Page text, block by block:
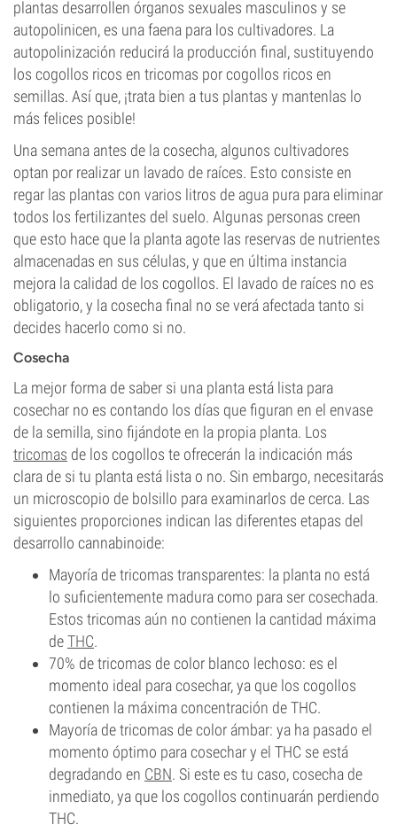
plantas desarrollen órganos sexuales masculinos y se
autopolinicen, es una faena para los cultivadores. La
autopolinización reducirá la producción final, sustituyendo
los cogollos ricos en tricomas por cogollos ricos en
semillas. Así que, ¡trata bien a tus plantas y mantenlas lo
más felices posible!
Una semana antes de la cosecha, algunos cultivadores
optan por realizar un lavado de raíces. Esto consiste en
regar las plantas con varios litros de agua pura para eliminar
todos los fertilizantes del suelo. Algunas personas creen
que esto hace que la planta agote las reservas de nutrientes
almacenadas en sus células, y que en última instancia
mejora la calidad de los cogollos. El lavado de raíces no es
obligatorio, y la cosecha final no se verá afectada tanto si
decides hacerlo como si no.
Cosecha
La mejor forma de saber si una planta está lista para
cosechar no es contando los días que figuran en el envase
de la semilla, sino fijándote en la propia planta. Los
tricomas de los cogollos te ofrecerán la indicación más
clara de si tu planta está lista o no. Sin embargo, necesitarás
un microscopio de bolsillo para examinarlos de cerca. Las
siguientes proporciones indican las diferentes etapas del
desarrollo cannabinoide:
Mayoría de tricomas transparentes: la planta no está
lo suficientemente madura como para ser cosechada.
Estos tricomas aún no contienen la cantidad máxima
deTHC.
70% de tricomas de color blanco lechoso: es el
momento ideal para cosechar, ya que los cogollos
contienen la máxima concentración de THC.
Mayoría de tricomas de color ámbar: ya ha pasado el
momento óptimo para cosechar y el THC se está
degradando en CBN. Si este es tu caso, cosecha de
inmediato, ya que los cogollos continuarán perdiendo
THC.